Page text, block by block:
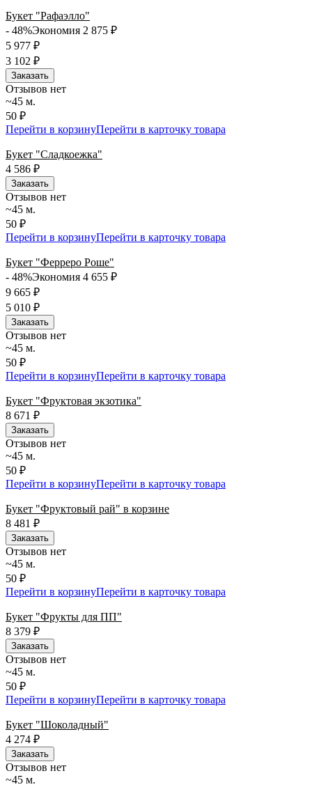
Букет "Рафаэлло"
- 48%Экономия 2 875 ₽
5 977 ₽
3 102 ₽
Заказать
Отзывов нет
~45 м.
50 ₽
Перейти в корзинуПерейти в карточку товара
Букет "Сладкоежка"
4 586 ₽
Заказать
Отзывов нет
~45 м.
50 ₽
Перейти в корзинуПерейти в карточку товара
Букет "Ферреро Роше"
- 48%Экономия 4 655 ₽
9 665 ₽
5 010 ₽
Заказать
Отзывов нет
~45 м.
50 ₽
Перейти в корзинуПерейти в карточку товара
Букет "Фруктовая экзотика"
8 671
₽
Заказать
Отзывов нет
~45 м.
50 ₽
Перейти в корзинуПерейти в карточку товара
Букет "Фруктовый рай" в корзине
8 481
₽
Заказать
Отзывов нет
~45 м.
50 ₽
Перейти в корзинуПерейти в карточку товара
Букет "Фрукты для ПП"
8 379 ₽
Заказать
Отзывов нет
~45 м.
50 ₽
Перейти в корзинуПерейти в карточку товара
Букет "Шоколадный"
4 274 ₽
Заказать
Отзывов нет
~45 м.